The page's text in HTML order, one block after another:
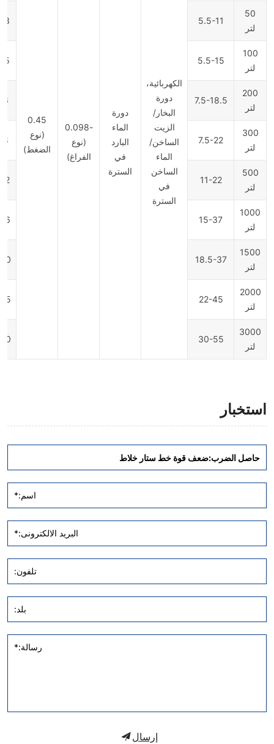
الكهربائية،
دورة
البخار/
الزيت
الساخن/
الماء
الساخن
في
السترة
دورة
الماء
البارد
في
السترة
-0.098
(نوع
الفراغ)
0.45
(نوع
الضغط)
50
لتر
5.5-11
100
لتر
5.5-15
200
لتر
7.5-18.5
300
لتر
7.5-22
500
لتر
11-22
1000
لتر
15-37
1500
لتر
18.5-37
2000
لتر
22-45
3000
لتر
30-55
استخبار
اسم:*
البريد الالكترونى:*
تلفون:
بلد:
رسالة:*
إرسال